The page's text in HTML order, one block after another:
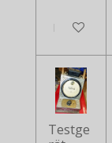
In den
Testge